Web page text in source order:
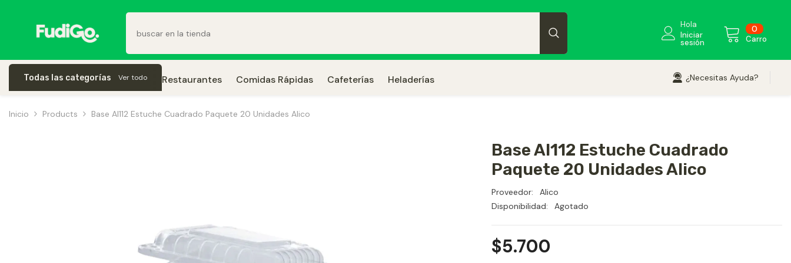
0 0
Carro
Hola
Iniciar
sesión
Todas las categorías Ver todo Restaurantes Comidas Rápidas Cafeterías Heladerías ¿Necesitas Ayuda?
Inicio Products Base Al112 Estuche Cuadrado Paquete 20 Unidades Alico
Base Al112 Estuche Cuadrado
Paquete 20 Unidades Alico
Proveedor:
Alico
Disponibilidad:
Agotado
$5.700